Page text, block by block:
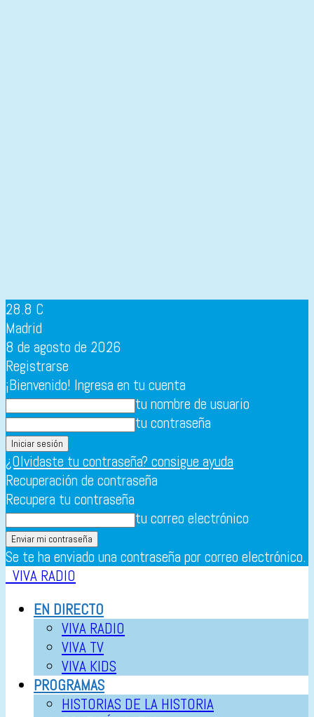
28.8 C
Madrid
8 de agosto de 2026
Registrarse
¡Bienvenido! Ingresa en tu cuenta
tu nombre de usuario
tu contraseña
¿Olvidaste tu contraseña? consigue ayuda
Recuperación de contraseña
Recupera tu contraseña
tu correo electrónico
Se te ha enviado una contraseña por correo electrónico.
VIVA RADIO
EN DIRECTO
VIVA RADIO
VIVA TV
VIVA KIDS
PROGRAMAS
HISTORIAS DE LA HISTORIA